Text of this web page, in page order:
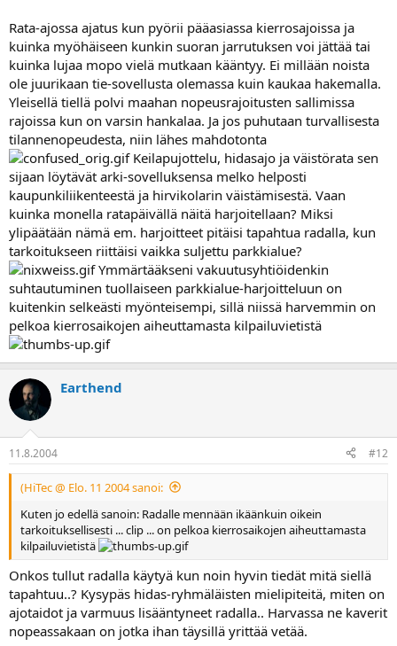
Rata-ajossa ajatus kun pyörii pääasiassa kierrosajoissa ja
kuinka myöhäiseen kunkin suoran jarrutuksen voi jättää tai
kuinka lujaa mopo vielä mutkaan kääntyy. Ei millään noista
ole juurikaan tie-sovellusta olemassa kuin kaukaa hakemalla.
Yleisellä tiellä polvi maahan nopeusrajoitusten sallimissa
rajoissa kun on varsin hankalaa. Ja jos puhutaan turvallisesta
tilannenopeudesta, niin lähes mahdotonta
Keilapujottelu, hidasajo ja väistörata sen
sijaan löytävät arki-sovelluksensa melko helposti
kaupunkiliikenteestä ja hirvikolarin väistämisestä. Vaan
kuinka monella ratapäivällä näitä harjoitellaan? Miksi
ylipäätään nämä em. harjoitteet pitäisi tapahtua radalla, kun
tarkoitukseen riittäisi vaikka suljettu parkkialue?
Ymmärtääkseni vakuutusyhtiöidenkin
suhtautuminen tuollaiseen parkkialue-harjoitteluun on
kuitenkin selkeästi myönteisempi, sillä niissä harvemmin on
pelkoa kierrosaikojen aiheuttamasta kilpailuvietistä
Earthend
11.8.2004 #12
(HiTec @ Elo. 11 2004 sanoi:
Kuten jo edellä sanoin: Radalle mennään ikäänkuin oikein
tarkoituksellisesti ... clip ... on pelkoa kierrosaikojen aiheuttamasta
kilpailuvietistä
Onkos tullut radalla käytyä kun noin hyvin tiedät mitä siellä
tapahtuu..? Kysypäs hidas-ryhmäläisten mielipiteitä, miten on
ajotaidot ja varmuus lisääntyneet radalla.. Harvassa ne kaverit
nopeassakaan on jotka ihan täysillä yrittää vetää.